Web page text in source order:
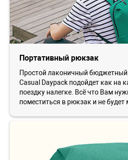
Портативный рюкзак
Простой лаконичный
Casual Daypack подойдет как на
поездку налегке. Всё что Вам
поместиться в рюкзак и не будет